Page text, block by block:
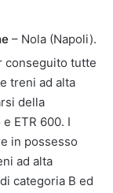
– Nola (Napoli).
conseguito tutte
treni ad alta
della
ETR 600. I
in possesso
ad alta
categoria B ed